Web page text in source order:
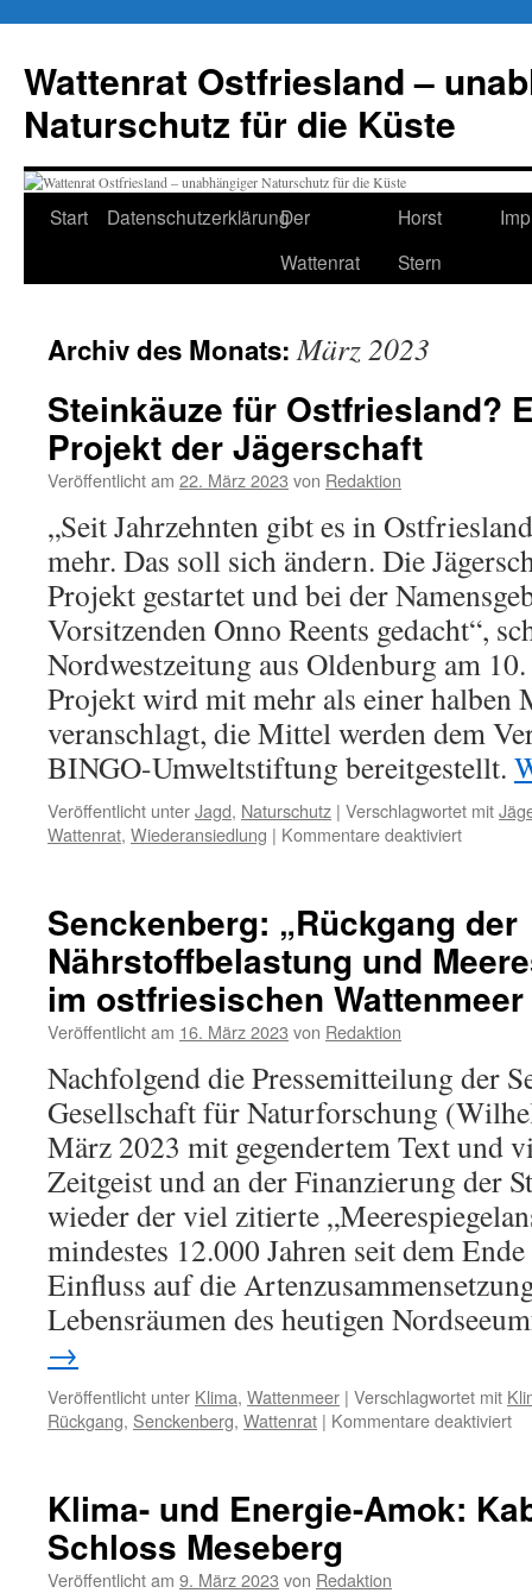
springen
Wattenrat Ostfriesland –
Naturschutz für die Küste
Start DatenschutzerklärungDer
Wattenrat
Horst
Stern
Archiv des Monats:März 2023
Steinkäuze für Ostfriesland?
Projekt der Jägerschaft
Veröffentlicht am 22. März 2023 von Redaktion
„Seit Jahrzehnten gibt es in
mehr. Das soll sich ändern. Die
Projekt gestartet und bei der
Vorsitzenden Onno Reents gedacht“,
Nordwestzeitung aus Oldenburg am
Projekt wird mit mehr als einer
veranschlagt, die Mittel werden dem
BINGO-Umweltstiftung bereitgestellt.
Veröffentlicht unterJagd, Naturschutz | Verschlagwortet mit
Wattenrat, Wiederansiedlung | Kommentare deaktiviertfür
Ein
Projekt
der
Senckenberg: „Rückgang der
Nährstoffbelastung und
im ostfriesischen Wattenmeer
Veröffentlicht am 16. März 2023 von Redaktion
Nachfolgend die Pressemitteilung der
Gesellschaft für Naturforschung
März 2023 mit gegendertem Text und
Zeitgeist und an der Finanzierung der
wieder der viel zitierte
mindestes 12.000 Jahren seit dem
Einfluss auf die
Lebensräumen des heutigen
→
Veröffentlicht unter Klima, Wattenmeer | Verschlagwortet mit
Rückgang, Senckenberg, Wattenrat | Kommentare deaktiviertfür
Klima- und Energie-Amok:
Schloss Meseberg
Veröffentlicht am 9. März 2023 von Redaktion